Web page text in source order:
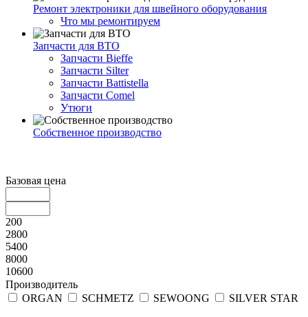
Ремонт электроники для швейного оборудования
Что мы ремонтируем
Запчасти для ВТО
Запчасти Bieffe
Запчасти Silter
Запчасти Battistella
Запчасти Comel
Утюги
Собственное производство
Базовая цена
200
2800
5400
8000
10600
Производитель
ORGAN
SCHMETZ SEWOONG SILVER STAR